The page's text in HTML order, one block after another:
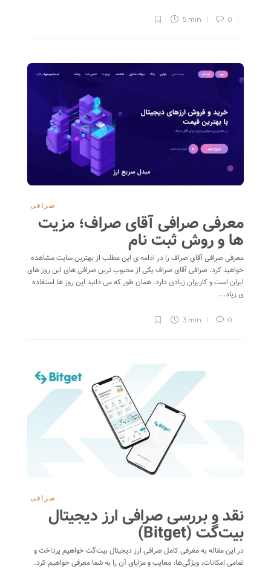
0
5 min
صرافی
معرفی صرافی آقای صراف؛ مزیت
ها و روش ثبت نام
معرفی صرافی آقای صراف را در ادامه ی این مطلب از بهترین سایت مشاهده
خواهید کرد. صرافی آقای صراف یکی از محبوب ترین صرافی های این روز های
ایران است و کاربران زیادی دارد. همان طور که می دانید این روز ها استفاده
ی زیاد...
0
3 min
صرافی
نقد و بررسی صرافی ارز دیجیتال
بیت‌گت (Bitget)
در این مقاله به معرفی کامل صرافی ارز دیجیتال بیت‌گت خواهیم پرداخت و
تمامی امکانات، ویژگی‌ها، معایب و مزایای آن را به شما معرفی خواهیم کرد.